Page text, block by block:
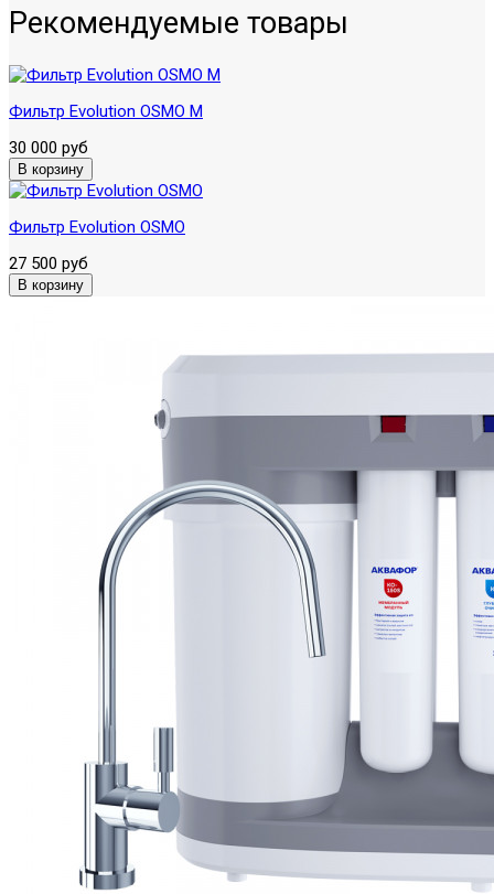
Рекомендуемые товары
Фильтр Evolution OSMO M
30 000 руб
Фильтр Evolution OSMO
27 500 руб